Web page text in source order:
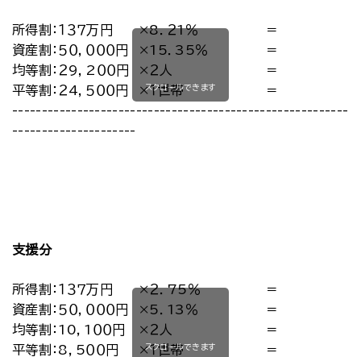
所得割：１３７万円 ×8．２1％
＝
資産割：５０，０００円
×15．35％
＝
均等割：２9，2００円
×２人
＝
平等割：２4，５００円
×１世帯
＝
---------------------
スクロールできます
支援分
所得割：１３７万円 ×２．75％
＝
資産割：５０，０００円
×5．13％
＝
均等割：10，1００円
×２人
＝
平等割：8，5００円
×１世帯
＝
スクロールできます